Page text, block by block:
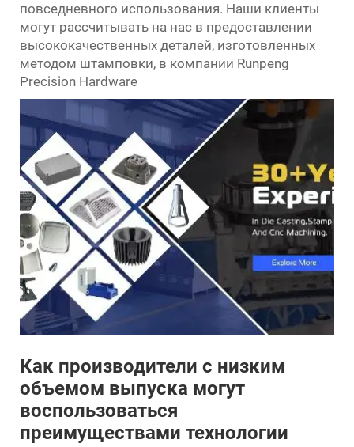
повседневного использования. Наши клиенты
могут рассчитывать на нас в предоставлении
высококачественных деталей, изготовленных
методом штамповки, в компании Runpeng
Precision Hardware
Как производители с низким
объемом выпуска могут
воспользоваться
преимуществами технологии